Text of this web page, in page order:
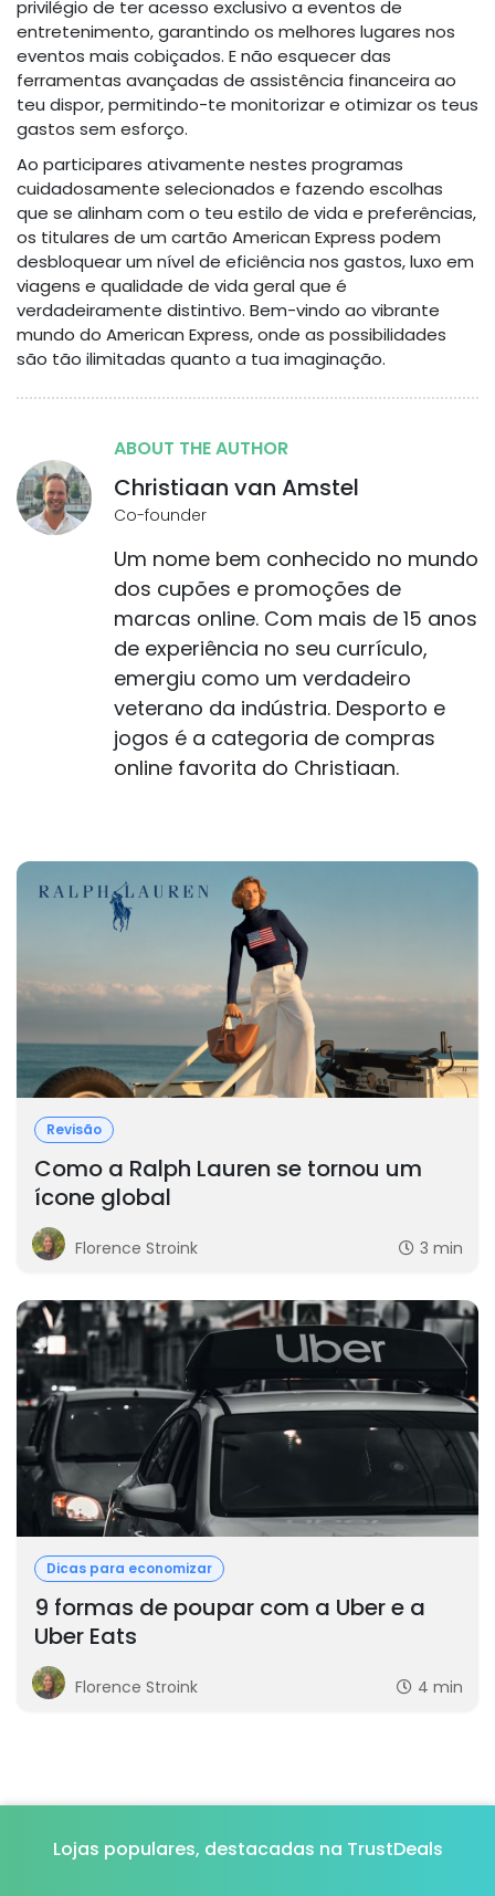
privilégio de ter acesso exclusivo a eventos de
entretenimento, garantindo os melhores lugares nos
eventos mais cobiçados. E não esquecer das
ferramentas avançadas de assistência financeira ao
teu dispor, permitindo-te monitorizar e otimizar os teus
gastos sem esforço.
Ao participares ativamente nestes programas
cuidadosamente selecionados e fazendo escolhas
que se alinham com o teu estilo de vida e preferências,
os titulares de um cartão American Express podem
desbloquear um nível de eficiência nos gastos, luxo em
viagens e qualidade de vida geral que é
verdadeiramente distintivo. Bem-vindo ao vibrante
mundo do American Express, onde as possibilidades
são tão ilimitadas quanto a tua imaginação.
ABOUT THE AUTHOR
Christiaan van Amstel
Co-founder
Um nome bem conhecido no mundo
dos cupões e promoções de
marcas online. Com mais de 15 anos
de experiência no seu currículo,
emergiu como um verdadeiro
veterano da indústria. Desporto e
jogos é a categoria de compras
online favorita do Christiaan.
Revisão
Como a Ralph Lauren se tornou um
ícone global
Florence Stroink 3 min
Dicas para economizar
9 formas de poupar com a Uber e a
Uber Eats
Florence Stroink 4 min
Lojas populares, destacadas na TrustDeals